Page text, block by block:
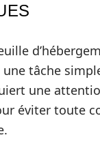
tâche
une
éviter toute